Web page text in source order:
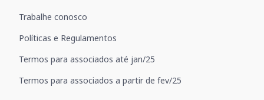
Trabalhe conosco
Políticas e Regulamentos
Termos para associados até jan/25
Termos para associados a partir de fev/25